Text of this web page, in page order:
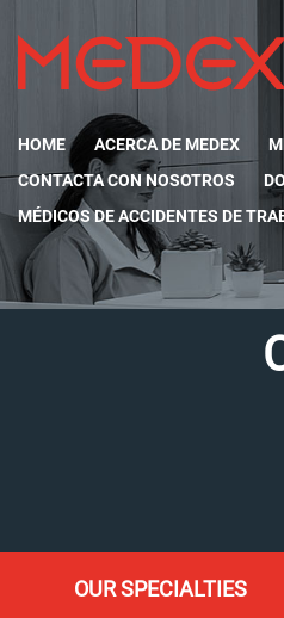
HOME ACERCA DE MEDEX
CONTACTA CON NOSOTROS
MÉDICOS DE ACCIDENTES DE
OUR SPECIALTIES